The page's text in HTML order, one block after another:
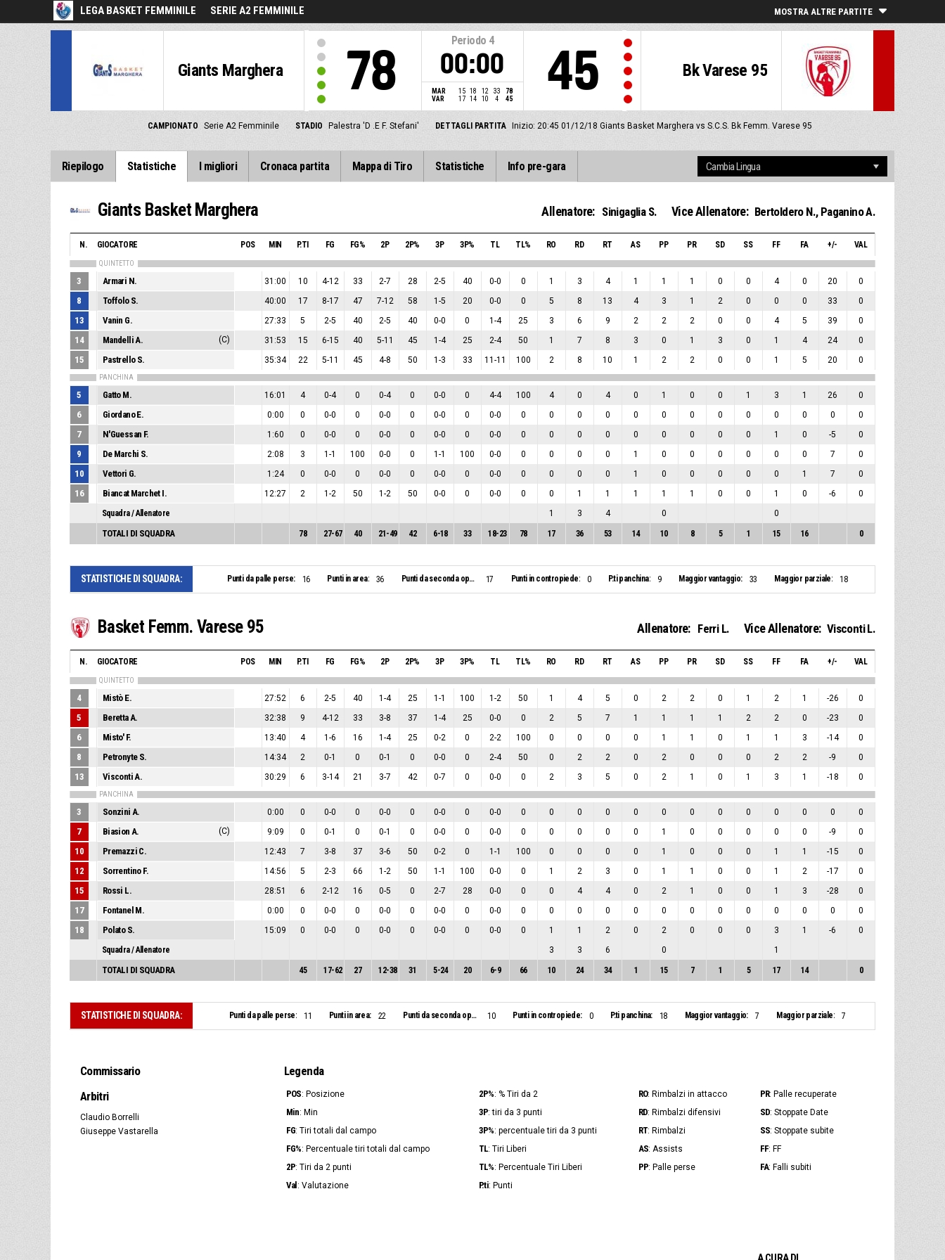
LEGA BASKET FEMMINILE SERIE A2 FEMMINILE MOSTRA ALTRE PARTITE
Giants Marghera 78
Periodo 4
00:00
MAR 15 18 12 33
78
VAR
17 14 10 4 45
Bk Varese 95
45
CAMPIONATO Serie A2 Femminile STADIO Palestra 'D .E F. Stefani' DETTAGLI PARTITA Inizio: 20:45 01/12/18 Giants Basket Marghera vs S.C.S. Bk Femm. Varese 95
Riepilogo Statistiche I migliori Cronaca partita Mappa di Tiro Statistiche Info pre-gara
Giants Basket Marghera Allenatore: Sinigaglia S. Vice Allenatore: Bertoldero N., Paganino A.
N. GIOCATORE POS MIN P.TI FG FG% 2P 2P% 3P 3P% TL TL% RO RD RT AS PP PR SD SS FF FA +/- VAL
QUINTETTO
3 Armari N. 31:00 10 4-12 33 2-7 28 2-5 40 0-0 0 1 3 4 1 1 1 0 0 4 0 20 0
8 Toffolo S. 40:00 17 8-17 47 7-12 58 1-5 20 0-0 0 5 8 13 4 3 1 2 0 0 0 33 0
13 Vanin G. 27:33 5 2-5 40 2-5 40 0-0 0 1 -4 25 3 6 9 2 2 2 0 0 4 5 39 0
14 Mandelli A. (C) 31:53 15 6-15 40 5-11 45 1-4 25 2-4 50 1 7 8 3 0 1 3 0 1 4 24 0
15 Pastrello S. 35:34 22 5-11 45 4-8 50 1-3 33 11 -11 100 2 8 10 1 2 2 0 0 1 5 20 0
PANCHINA
5 Gatto M. 16:01 4 0-4 0 0-4 0 0-0 0 4-4 100 4 0 4 0 1 0 0 1 3 1 26 0
6 Giordano E. 0:00 0 0-0 0 0-0 0 0-0 0 0-0 0 0 0 0 0 0 0 0 0 0 0 0 0
7 N'Guessan F. 1:60 0 0-0 0 0-0 0 0-0 0 0-0 0 0 0 0 0 0 0 0 0 1 0 -5 0
9 De Marchi S. 2:08 3 1-1 100 0-0 0 1-1 100 0-0 0 0 0 0 1 0 0 0 0 0 0 7 0
10 Vettori G. 1:24 0 0-0 0 0-0 0 0-0 0 0-0 0 0 0 0 1 0 0 0 0 0 1 7 0
16 Biancat Marchet I. 12:27 2 1-2 50 1-2 50 0-0 0 0-0 0 0 1 1 1 1 1 0 0 1 0 -6
0
Squadra / Allenatore
1 3 4 0 0
TOTALI DI SQUADRA 78 27-67 40 21 -49 42 6-18 33 18-23 78 17 36 53 14 10 8 5 1 15 16 0
STATISTICHE DI SQUADRA: Punti da palle perse: 16 Punti in area: 36 Punti da seconda opportunità: 17 Punti in contropiede: 0 P.ti panchina: 9 Maggior vantaggio: 33 Maggior parziale: 18
Basket Femm. Varese 95 Allenatore: Ferri L. Vice Allenatore: Visconti L.
N. GIOCATORE POS MIN P.TI FG FG% 2P 2P% 3P 3P% TL TL% RO RD RT AS PP PR SD SS FF FA +/- VAL
QUINTETTO
4 Mistò E. 27:52 6 2-5 40 1-4 25 1-1 100 1 -2 50 1 4 5 0 2 2 0 1 2 1 -26 0
5 Beretta A. 32:38 9 4-12 33 3-8 37 1-4 25 0-0 0 2 5 7 1 1 1 1 2 2 0 -23 0
6 Misto' F. 13:40 4 1-6 16 1-4 25 0-2 0 2-2 100 0 0 0 0 1 1 0 1 1 3 -14 0
8 Petronyte S. 14:34 2 0-1 0 0-1 0 0-0 0 2-4 50 0 2 2 0 2 0 0 0 2 2 -9 0
13 Visconti A. 30:29 6 3-14 21 3-7 42 0-7 0 0-0 0 2 3 5 0 2 1 0 1 3 1 -18 0
PANCHINA
3 Sonzini A. 0:00 0 0-0 0 0-0 0 0-0 0 0-0 0 0 0 0 0 0 0 0 0 0 0 0 0
7 Biasion A. (C) 9:09 0 0-1 0 0-1 0 0-0 0 0-0 0 0 0 0 0 1 0 0 0 0 0 -9 0
10 Premazzi C. 12:43 7 3-8 37 3-6 50 0-2 0 1 -1 100 0 0 0 0 1 0 0 0 1 1 -15 0
12 Sorrentino F. 14:56 5 2-3 66 1-2 50 1-1 100 0-0 0 1 2 3 0 1 1 0 0 1 2 -17 0
15 Rossi L. 28:51 6 2-12 16 0-5 0 2-7 28 0-0 0 0 4 4 0 2 1 0 0 1 3 -28 0
17 Fontanel M. 0:00 0 0-0 0 0-0 0 0-0 0 0-0 0 0 0 0 0 0 0 0 0 0 0 0 0
18 Polato S. 15:09 0 0-0 0 0-0 0 0-0 0 0-0 0 1 1 2 0 2 0 0 0 3 1 -6
0
Squadra / Allenatore
3 3 6 0 1
TOTALI DI SQUADRA 45 17-62 27 12-38 31 5-24 20 6-9 66 10 24 34 1 15 7 1 5 17 14 0
STATISTICHE DI SQUADRA: Punti da palle perse: 11 Punti in area: 22 Punti da seconda opportunità: 10 Punti in contropiede: 0 P.ti panchina: 18 Maggior vantaggio: 7 Maggior parziale: 7
Commissario
Arbitri
Claudio Borrelli
Giuseppe Vastarella
Legenda
POS: Posizione 2P%: % Tiri da 2 RO: Rimbalzi in attacco PR: Palle recuperate
Min: Min 3P: tiri da 3 punti RD: Rimbalzi difensivi SD: Stoppate Date
FG: Tiri totali dal campo 3P%: percentuale tiri da 3 punti RT: Rimbalzi SS: Stoppate subite
FG%: Percentuale tiri totali dal campo TL: Tiri Liberi AS: Assists FF: FF
2P: Tiri da 2 punti TL%: Percentuale Tiri Liberi PP: Palle perse FA: Falli subiti
Val : Valutazione P.ti: Punti